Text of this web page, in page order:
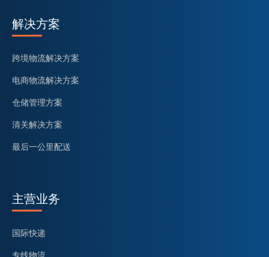
解决方案
跨境物流解决方案
电商物流解决方案
仓储管理方案
清关解决方案
最后一公里配送
主营业务
国际快递